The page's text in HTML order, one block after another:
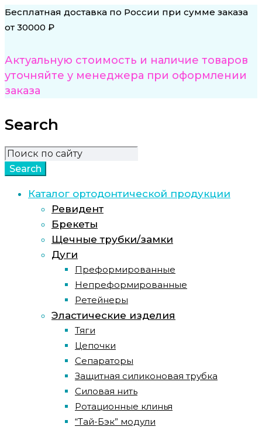
Бесплатная доставка по России при сумме заказа
от 30000 ₽
Актуальную стоимость и наличие товаров
уточняйте у менеджера при оформлении
заказа
Search
Каталог ортодонтической продукции
Ревидент
Брекеты
Щечные трубки/замки
Дуги
Преформированные
Непреформированные
Ретейнеры
Эластические изделия
Тяги
Цепочки
Сепараторы
Защитная силиконовая трубка
Силовая нить
Ротационные клинья
“Тай-Бэк” модули